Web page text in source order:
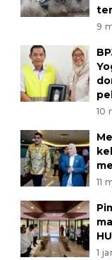
9
10
11
1